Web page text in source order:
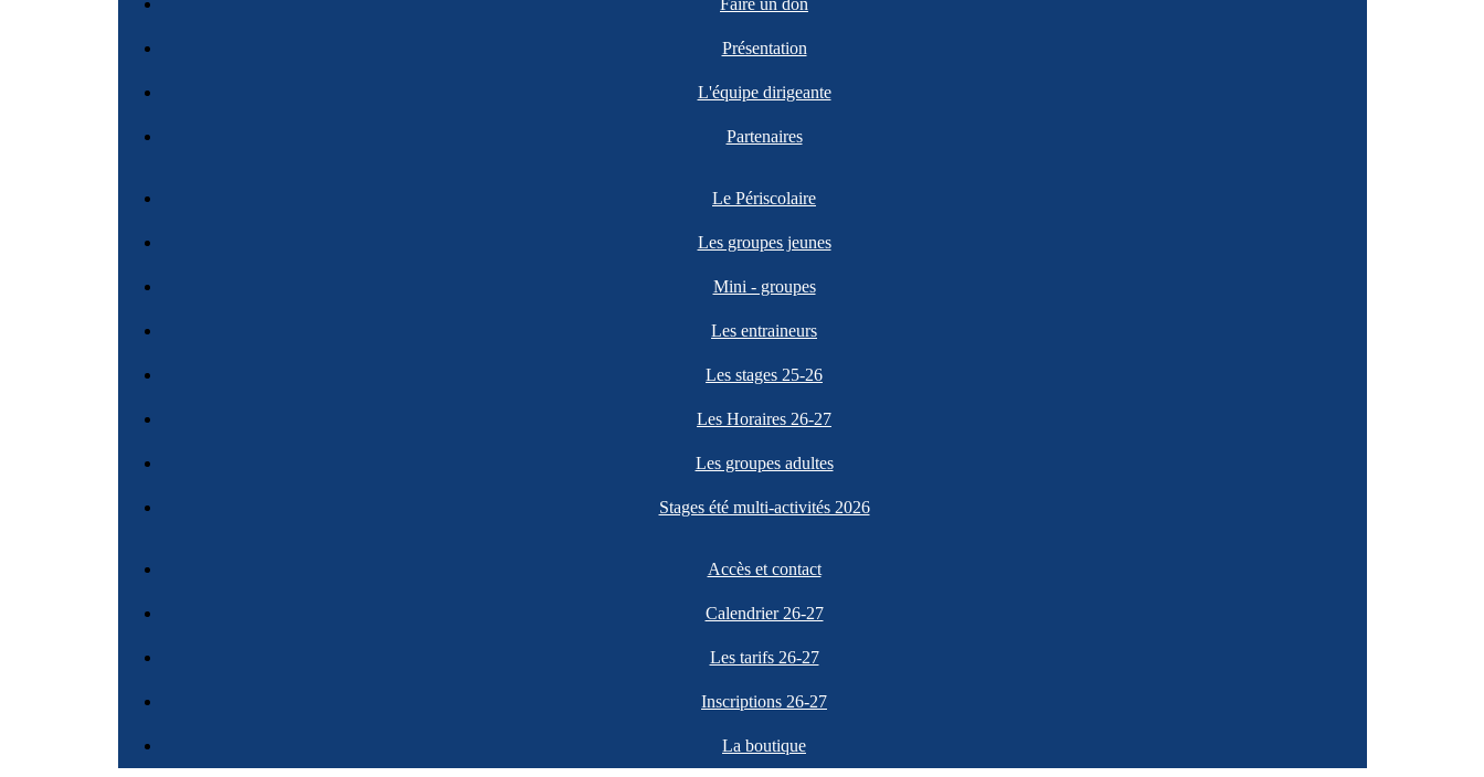
Faire un don
Présentation
L'équipe dirigeante
Partenaires
Le Périscolaire
Les groupes jeunes
Mini - groupes
Les entraineurs
Les stages 25-26
Les Horaires 26-27
Les groupes adultes
Stages été multi-activités 2026
Accès et contact
Calendrier 26-27
Les tarifs 26-27
Inscriptions 26-27
La boutique